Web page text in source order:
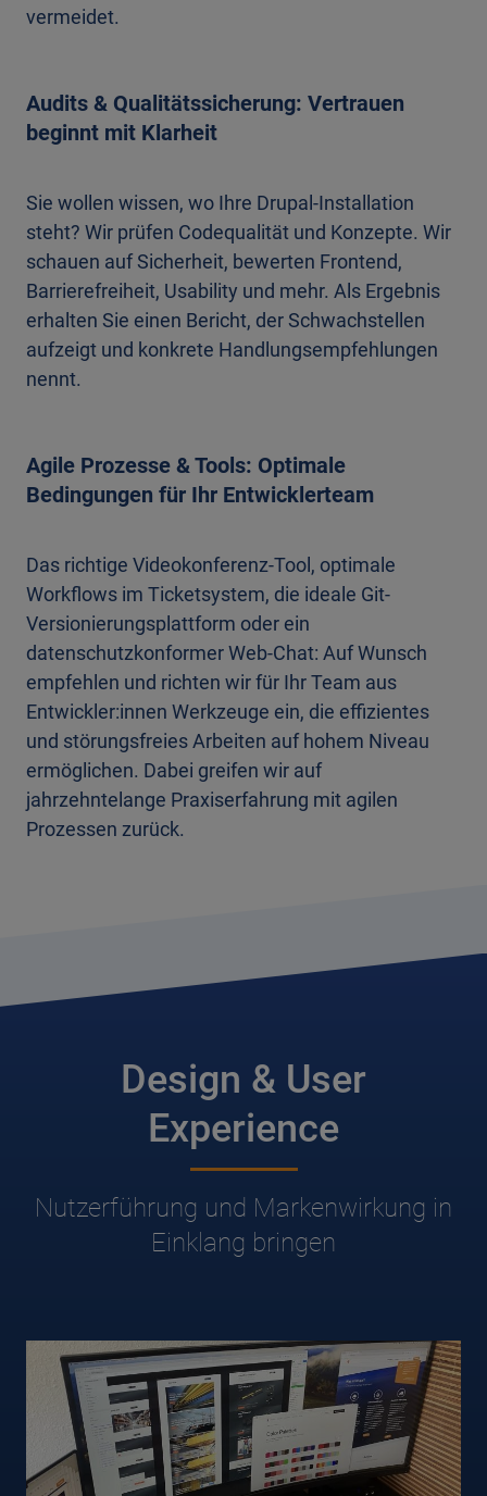
vermeidet.
Audits & Qualitätssicherung: Vertrauen
beginnt mit Klarheit
Sie wollen wissen, wo Ihre Drupal-Installation
steht? Wir prüfen Codequalität und Konzepte. Wir
schauen auf Sicherheit, bewerten Frontend,
Barrierefreiheit, Usability und mehr. Als Ergebnis
erhalten Sie einen Bericht, der Schwachstellen
aufzeigt und konkrete Handlungsempfehlungen
nennt.
Agile Prozesse & Tools: Optimale
Bedingungen für Ihr Entwicklerteam
Das richtige Videokonferenz-Tool, optimale
Workflows im Ticketsystem, die ideale Git-
Versionierungsplattform oder ein
datenschutzkonformer Web-Chat: Auf Wunsch
empfehlen und richten wir für Ihr Team aus
Entwickler:innen Werkzeuge ein, die effizientes
und störungsfreies Arbeiten auf hohem Niveau
ermöglichen. Dabei greifen wir auf
jahrzehntelange Praxiserfahrung mit agilen
Prozessen zurück.
Design & User
Experience
Nutzerführung und Markenwirkung in
Einklang bringen